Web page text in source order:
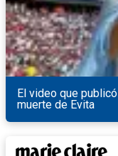
El video que
muerte de Evita